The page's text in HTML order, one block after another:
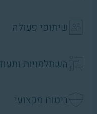
שיתופי פעולה
השתלמויות
ביטוח מקצועי